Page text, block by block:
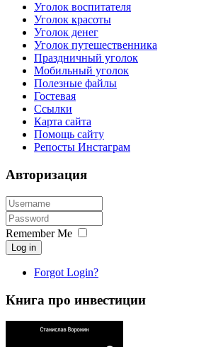
Уголок воспитателя
Уголок красоты
Уголок денег
Уголок путешественника
Праздничный уголок
Мобильный уголок
Полезные файлы
Гостевая
Ссылки
Карта сайта
Помощь сайту
Репосты Инстаграм
Авторизация
Remember Me
Log in
Forgot Login?
Книга про инвестиции